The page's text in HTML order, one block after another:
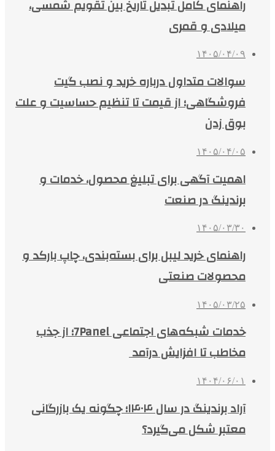
راهنمای کامل تبدیل تاریخ بین تقویم شمسی،
میلادی و قمری
۱۴۰۵/۰۴/۰۹
سوالات متداول درباره خرید و نصب گیت
فروشگاهی؛ از قیمت تا تنظیم حساسیت و علت
بوق زدن
۱۴۰۵/۰۴/۰۵
اهمیت آگهی برای تبلیغ محصول، خدمات و
برندینگ در صنعت
۱۴۰۵/۰۳/۳۰
راهنمای خرید لیبل برای بسته‌بندی، چاپ بارکد و
محصولات صنعتی
۱۴۰۵/۰۳/۲۵
خدمات شبکه‌های اجتماعی 7Panel؛ از جذب
مخاطب تا افزایش درآمد
۱۴۰۴/۰۶/۰۱
آراد برندینگ در سال ۱۴۰۴؛ چگونه یک بازرگانی
معتبر شکل می‌گیرد؟